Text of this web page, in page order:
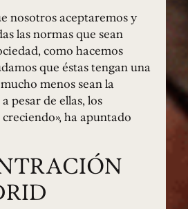
nosotros aceptaremos y
las normas que sean
como hacemos
que éstas tengan una
menos sean la
pesar de ellas, los
ha apuntado